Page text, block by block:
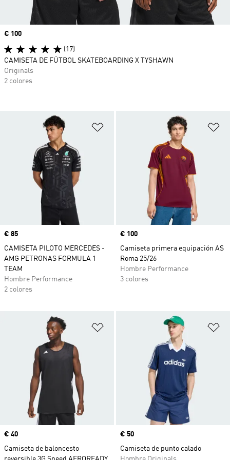
Añadir a la lista de deseos
Precio
€ 85
CAMISETA PILOTO MERCEDES -
AMG PETRONAS FORMULA 1
TEAM
Hombre Performance
2 colores
Precio
€ 100
Camiseta primera equipación AS
Roma 25/26
Hombre Performance
3 colores
Añadir a la lista de deseos
Precio
€ 40
Camiseta de baloncesto
Precio
€ 50
Camiseta de punto calado
Precio
€ 100
(17)
CAMISETA DE FÚTBOL SKATEBOARDING X TYSHAWN
Originals
2 colores